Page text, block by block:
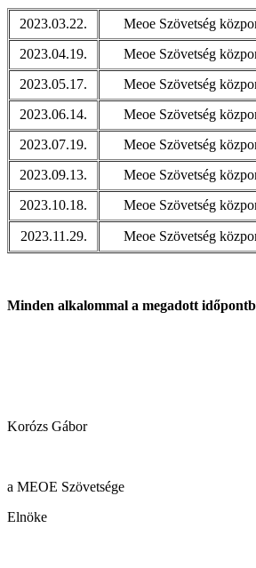
2023.03.22. Meoe Szövetség
2023.04.19.
Meoe Szövetség
2023.05.17.
Meoe Szövetség
2023.06.14.
Meoe Szövetség
2023.07.19.
Meoe Szövetség
2023.09.13.
Meoe Szövetség
2023.10.18.
Meoe Szövetség
2023.11.29. Meoe Szövetség
Minden alkalommal a megadott
Korózs Gábor
a MEOE Szövetsége
Elnöke